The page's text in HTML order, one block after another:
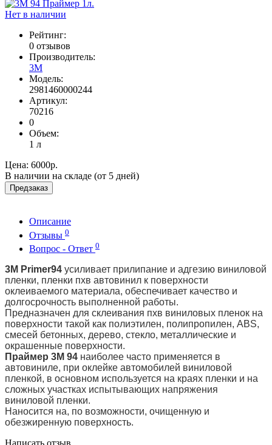
Нет в наличии
Рейтинг:
0 отзывов
Производитель:
3М
Модель:
2981460000244
Артикул:
70216
0
Объем:
1 л
Цена: 6000р.
В наличии на складе (от 5 дней)
Предзаказ
Описание
Отзывы 0
Вопрос - Ответ 0
3М Primer94 усиливает прилипание и адгезию виниловой
пленки, пленки пхв автовинил к поверхности
оклеиваемого материала, обеспечивает качество и
долгосрочность выполненной работы.
Предназначен для склеивания пхв виниловых пленок на
поверхности такой как полиэтилен, полипропилен, ABS,
смесей бетонных, дерево, стекло, металлические и
окрашенные поверхности.
Праймер 3М 94 наиболее часто применяется в
автовиниле, при оклейке автомобилей виниловой
пленкой, в основном используется на краях пленки и на
сложных участках испытывающих напряжения
виниловой пленки.
Наносится на, по возможности, очищенную и
обезжиренную поверхность.
Написать отзыв